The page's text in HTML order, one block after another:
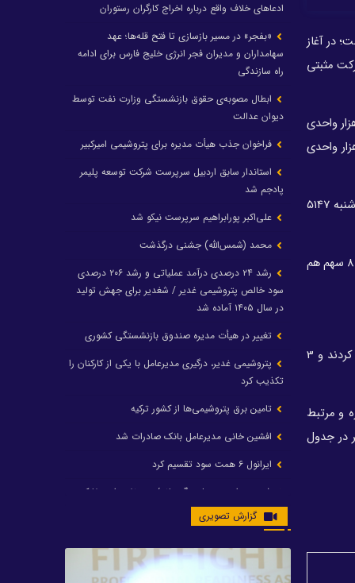
متفاوت داشت؛ در آغاز
چنان حرکت مثبتی
آغاز معاملات هفته روی عدد یک میلیون و 817 هزار قرار داشت، درپایان معاملات روز چهارشنبه به یک میلیون و 820 هزار واحدی
درصدی را در کارنامه خود ثبت کرد. در سوی دیگر نیز شاخص کل هم‌وزن با رشد ۱.۵۶ درصدی در محدوده ۵۵۴ هزار واحدی
ارزش معاملات خرد نیز نسبت به هفته ماقبل افزایشی بود و بر همین اساس روز شنبه ۷۵۳۹ میلیارد تومان، روز یکشنبه ۶۰۲۹ میلیارد، روز دوشنبه ۵۱۴۷
در این هفته سهام پتروشیمی هم متاثر از بازار در هفته روندی تقریبا مثبت داشت. از میان 31 سهم قابل خرید و فروش، 23 سهم سود داشتند و 8 سهم هم
از میان 23 سهمی که در این هفته افزایش قیمت داشتند، 18 سهم سودی کمتر از 5 درصد داشتند، 2 سهم سودی بین 5 تا 10 درصد را تجربه کردند و 3
و مرتبط
دیگر در جدول
ادعاهای خلاف واقع درباره اخراج کارگران رستوران
«بفجر» در مسیر بازسازی تا فتح قله‌ها؛ عهد
سهامداران و مدیران فجر انرژی خلیج فارس برای ادامه
راه سازندگی
ابطال مصوبه‌ی حقوق بازنشستگی وزارت نفت توسط
دیوان عدالت
فراخوان جذب هیأت مدیره برای پتروشیمی امیرکبیر
استاندار سابق اردبیل سرپرست شرکت توسعه پلیمر
پادجم شد
علی‌اکبر پورابراهیم سرپرست نیکو شد
محمد (شمس‌الله) جشنی درگذشت
رشد ۲۴ درصدی درآمد عملیاتی و رشد ۲۰۶ درصدی
سود خالص پتروشیمی غدیر / شغدیر برای جهش تولید
در سال ۱۴۰۵ آماده شد
تغییر در هیأت مدیره صندوق بازنشستگی کشوری
پتروشیمی غدیر، درگیری مدیرعامل با یکی از کارکنان را
تکذیب کرد
تامین برق پتروشیمی‌ها از کشور ترکیه
افشین خانی مدیرعامل بانک صادرات شد
ایرانول ۶ همت سود تقسیم کرد
شریعتمداری در هلدینگ ماند/ وزیرنفت استعفا کرد
با حکم رئیس‌جمهور؛ دکتر عسکری‌آزاد و دکتر مروتی در
منصوب شدند
گزارش تصویری